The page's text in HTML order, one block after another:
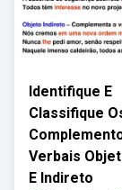
Identifique E
Classifique
Verbais
E Indireto